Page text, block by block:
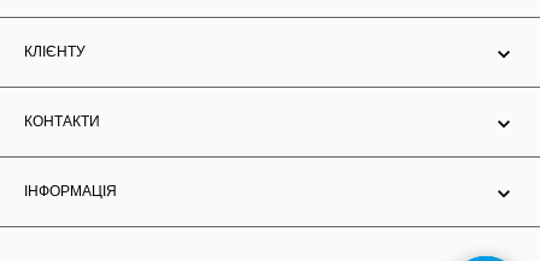
КЛІЄНТУ
КОНТАКТИ
ІНФОРМАЦІЯ